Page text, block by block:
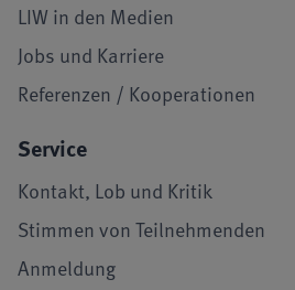
LIW in den Medien
Jobs und Karriere
Referenzen / Kooperationen
Service
Kontakt, Lob und Kritik
Stimmen von Teilnehmenden
Anmeldung